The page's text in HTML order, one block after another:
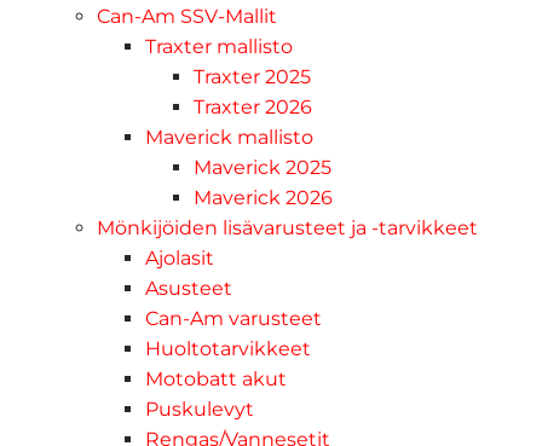
Can-Am SSV-Mallit
Traxter mallisto
Traxter 2025
Traxter 2026
Maverick mallisto
Maverick 2025
Maverick 2026
Mönkijöiden lisävarusteet ja -tarvikkeet
Ajolasit
Asusteet
Can-Am varusteet
Huoltotarvikkeet
Motobatt akut
Puskulevyt
Rengas/Vannesetit